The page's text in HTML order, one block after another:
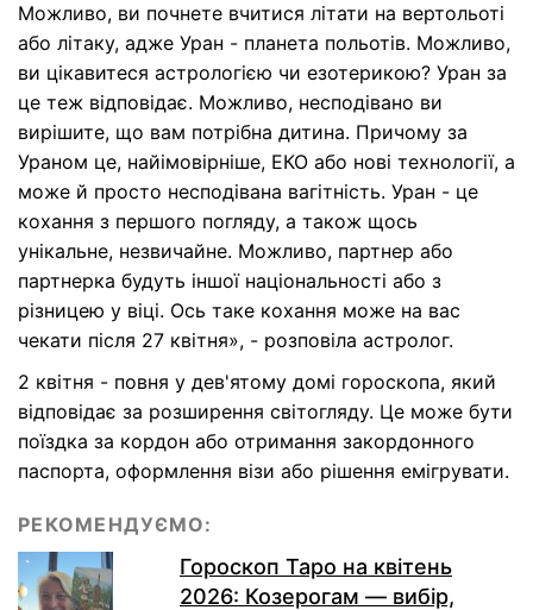
Можливо, ви почнете вчитися літати на вертольоті
або літаку, адже Уран - планета польотів. Можливо,
ви цікавитеся астрологією чи езотерикою? Уран за
це теж відповідає. Можливо, несподівано ви
вирішите, що вам потрібна дитина. Причому за
Ураном це, найімовірніше, ЕКО або нові технології, а
може й просто несподівана вагітність. Уран - це
кохання з першого погляду, а також щось
унікальне, незвичайне. Можливо, партнер або
партнерка будуть іншої національності або з
різницею у віці. Ось таке кохання може на вас
чекати після 27 квітня», - розповіла астролог.
2 квітня - повня у дев'ятому домі гороскопа, який
відповідає за розширення світогляду. Це може бути
поїздка за кордон або отримання закордонного
паспорта, оформлення візи або рішення емігрувати.
РЕКОМЕНДУЄМО:
Гороскоп Таро на квітень
2026: Козерогам — вибір,